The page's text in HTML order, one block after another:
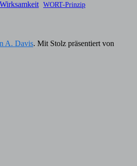
Wirksamkeit WORT-Prinzip
A. Davis. Mit Stolz präsentiert von